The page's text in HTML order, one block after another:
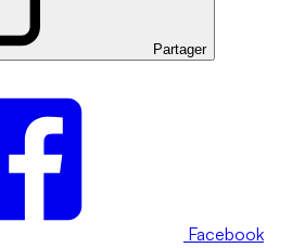
Partager
Facebook